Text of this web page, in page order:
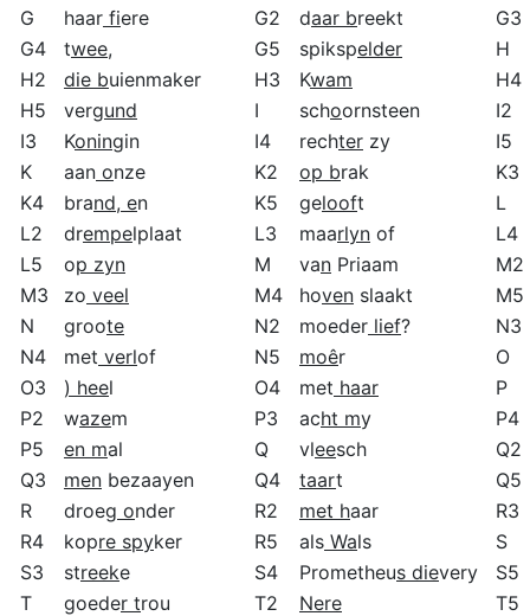
G
haar fiere G2 daar breekt
G3
G4
twee, G5 spikspelder
H
H2
die buienmaker H3 Kwam
H4
H5
vergund I schoornsteen
I2
I3
Koningin I4 rechter zy
I5
K
aan onze K2 op brak
K3
K4
brand, en K5 gelooft
L
L2
drempelplaat L3 maarlyn of
L4
L5
op zyn M van Priaam
M2
M3
zo veel M4 hoven slaakt
M5
N
groote N2 moeder lief?
N3
N4
met verlof N5 moêr
O
O3
) heel O4 met haar
P
P2
wazem P3 acht my
P4
P5
en mal Q vleesch
Q2
Q3
men bezaayen Q4 taart
Q5
R
droeg onder R2 met haar
R3
R4
kopre spyker R5 als Wals
S
S3
streeke S4 Prometheus dievery
S5
T
goeder trou T2 Nere
T5